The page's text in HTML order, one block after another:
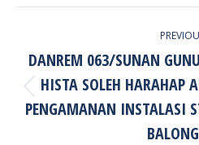
DANREM 063/SUNAN
HISTA SOLEH HARAHAP
PENGAMANAN INSTALASI